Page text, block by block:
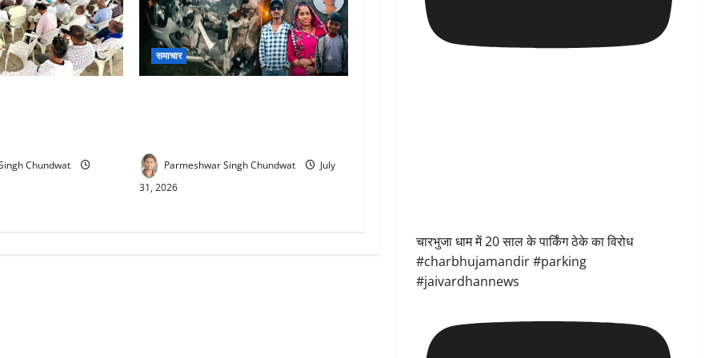
Chundwat
समाचार
Parmeshwar Singh Chundwat
July
31, 2026
चारभुजा धाम में 20 साल के पार्किंग ठेके का विरोध
#charbhujamandir #parking
#jaivardhannews